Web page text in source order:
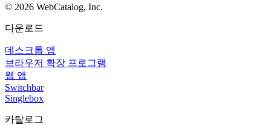
© 2026 WebCatalog, Inc.
다운로드
데스크톱 앱
브라우저 확장 프로그램
웹 앱
Switchbar
Singlebox
카탈로그